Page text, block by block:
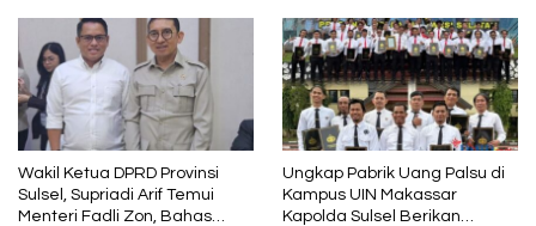
Wakil Ketua DPRD Provinsi
Sulsel, Supriadi Arif Temui
Menteri Fadli Zon, Bahas
Ungkap Pabrik Uang Palsu di
Kampus UIN Makassar
Kapolda Sulsel Berikan